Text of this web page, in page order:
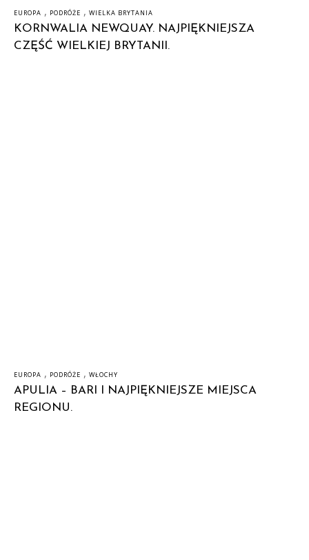
EUROPA , PODRÓŻE , WIELKA BRYTANIA
KORNWALIA NEWQUAY. NAJPIĘKNIEJSZA
CZĘŚĆ WIELKIEJ BRYTANII.
EUROPA , PODRÓŻE , WŁOCHY
APULIA – BARI I NAJPIĘKNIEJSZE MIEJSCA
REGIONU.